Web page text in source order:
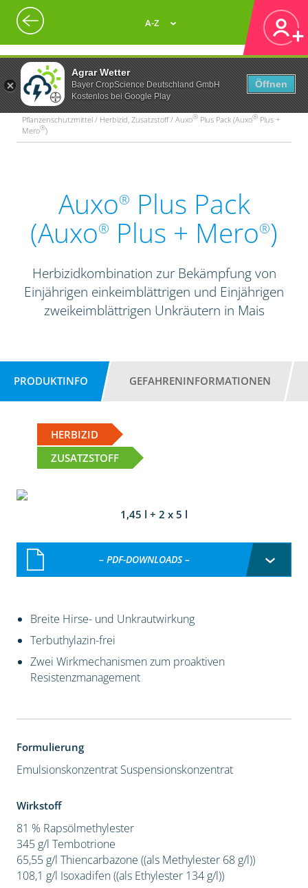
Agrar Wetter
Bayer CropScience Deutschland GmbH
Kostenlos bei Google Play
Öffnen
A-Z
Pflanzenschutzmittel / Herbizid, Zusatzstoff / Auxo® Plus Pack (Auxo® Plus +
Mero®)
Auxo® Plus Pack
(Auxo® Plus + Mero®)
Herbizidkombination zur Bekämpfung von
Einjährigen einkeimblättrigen und Einjährigen
zweikeimblättrigen Unkräutern in Mais
PRODUKTINFO GEFAHRENINFORMATIONEN
HERBIZID
ZUSATZSTOFF
1,45 l + 2 x 5 l
– PDF-DOWNLOADS –
Breite Hirse- und Unkrautwirkung
Terbuthylazin-frei
Zwei Wirkmechanismen zum proaktiven
Resistenzmanagement
Formulierung
Emulsionskonzentrat Suspensionskonzentrat
Wirkstoff
81 % Rapsölmethylester
345 g/l Tembotrione
65,55 g/l Thiencarbazone ((als Methylester 68 g/l))
108,1 g/l Isoxadifen ((als Ethylester 134 g/l))